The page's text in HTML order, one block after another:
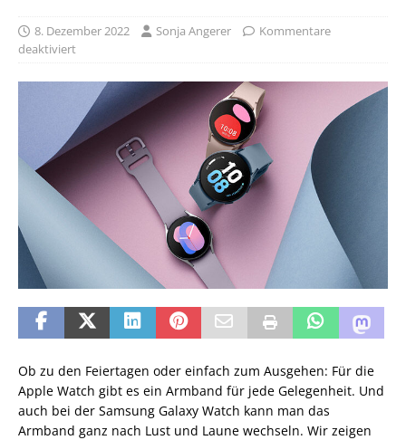
8. Dezember 2022 Sonja Angerer
Kommentare
deaktiviert
Ob zu den Feiertagen oder einfach zum Ausgehen: Für die
Apple Watch gibt es ein Armband für jede Gelegenheit. Und
auch bei der Samsung Galaxy Watch kann man das
Armband ganz nach Lust und Laune wechseln. Wir zeigen